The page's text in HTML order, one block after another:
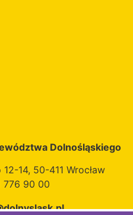
Dolnośląskiego
14, 50-411 Wrocław
776 90 00